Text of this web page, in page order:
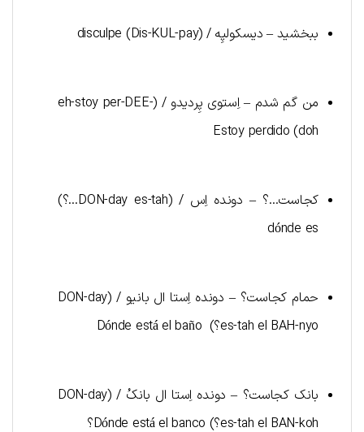
ببخشید – دیسکولپِه / (Dis-KUL-pay) disculpe
من گم شدم – اِستوی پِردیدو / (eh-stoy per-DEE-
doh) Estoy perdido
کجاست…؟ – دونده اِس / (DON-day es-tah…؟)
dónde es
حمام کجاست؟ – دونده اِستا ال بانیو / (DON-day
es-tah el BAH-nyo؟) Dónde está el baño
بانک کجاست؟ – دونده اِستا ال بانکُ / (DON-day
es-tah el BAN-koh؟) Dónde está el banco؟